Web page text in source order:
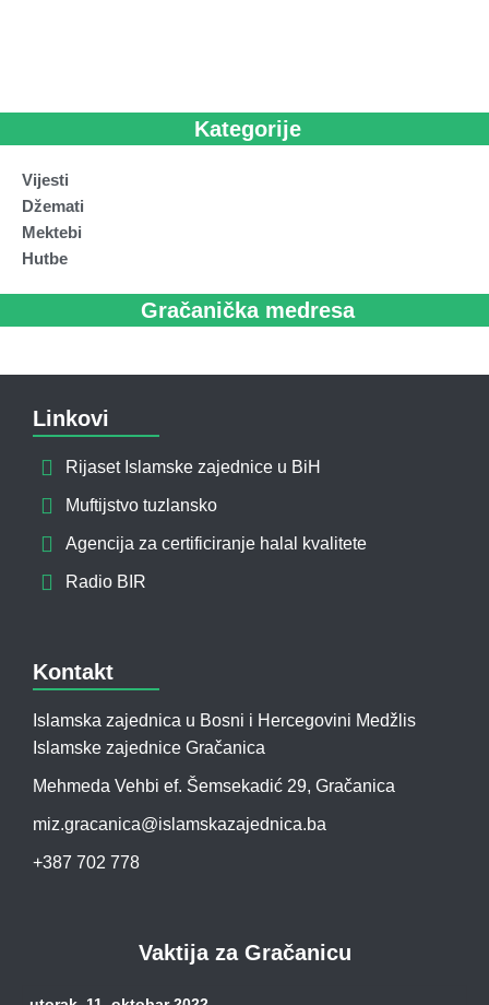
Kategorije
Vijesti
Džemati
Mektebi
Hutbe
Gračanička medresa
Linkovi
Rijaset Islamske zajednice u BiH
Muftijstvo tuzlansko
Agencija za certificiranje halal kvalitete
Radio BIR
Kontakt
Islamska zajednica u Bosni i Hercegovini Medžlis
Islamske zajednice Gračanica
Mehmeda Vehbi ef. Šemsekadić 29, Gračanica
miz.gracanica@islamskazajednica.ba
+387 702 778
Vaktija za Gračanicu